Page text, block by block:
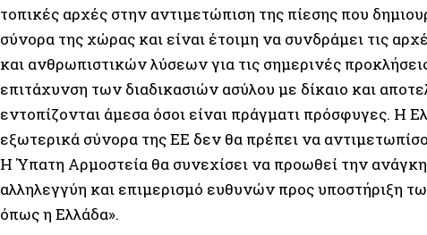
τοπικές αρχές στην αντιμετώπιση της πίεσης που
σύνορα της χώρας και είναι έτοιμη να συνδράμει τις
και ανθρωπιστικών λύσεων για τις σημερινές
επιτάχυνση των διαδικασιών ασύλου με δίκαιο και
εντοπίζονται άμεσα όσοι είναι πράγματι πρόσφυγες. Η
εξωτερικά σύνορα της ΕΕ δεν θα πρέπει να
Η Ύπατη Αρμοστεία θα συνεχίσει να προωθεί την
αλληλεγγύη και επιμερισμό ευθυνών προς υποστήριξη
όπως η Ελλάδα».